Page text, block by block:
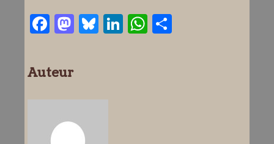
Facebook
Mastodon
Bluesky
LinkedIn
WhatsApp
Auteur